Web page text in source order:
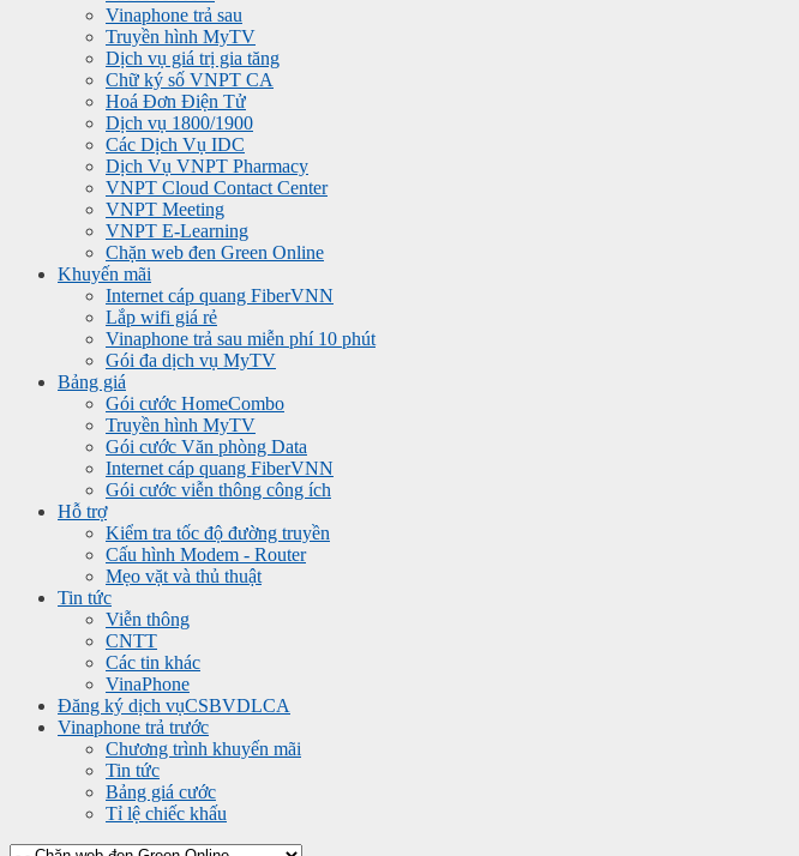
Vinaphone trả sau
Truyền hình MyTV
Dịch vụ giá trị gia tăng
Chữ ký số VNPT CA
Hoá Đơn Điện Tử
Dịch vụ 1800/1900
Các Dịch Vụ IDC
Dịch Vụ VNPT Pharmacy
VNPT Cloud Contact Center
VNPT Meeting
VNPT E-Learning
Chặn web đen Green Online
Khuyến mãi
Internet cáp quang FiberVNN
Lắp wifi giá rẻ
Vinaphone trả sau miễn phí 10 phút
Gói đa dịch vụ MyTV
Bảng giá
Gói cước HomeCombo
Truyền hình MyTV
Gói cước Văn phòng Data
Internet cáp quang FiberVNN
Gói cước viễn thông công ích
Hỗ trợ
Kiểm tra tốc độ đường truyền
Cấu hình Modem - Router
Mẹo vặt và thủ thuật
Tin tức
Viễn thông
CNTT
Các tin khác
VinaPhone
Đăng ký dịch vụCSBVDLCA
Vinaphone trả trước
Chương trình khuyến mãi
Tin tức
Bảng giá cước
Tỉ lệ chiếc khấu